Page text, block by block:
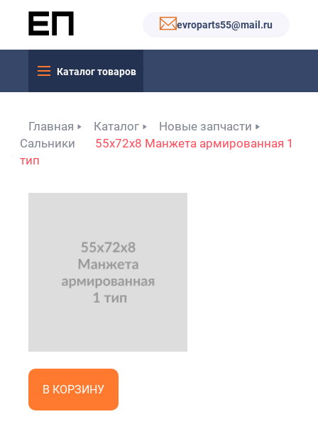
evroparts55@mail.ru
Каталог товаров
Главная Каталог
Новые запчасти
Сальники
55x72x8 Манжета армированная 1
тип
В КОРЗИНУ